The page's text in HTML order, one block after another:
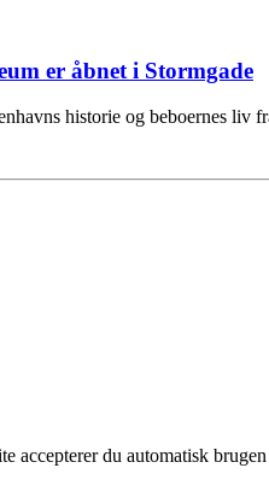
er åbnet i Stormgade
historie og beboernes
accepterer du automatisk